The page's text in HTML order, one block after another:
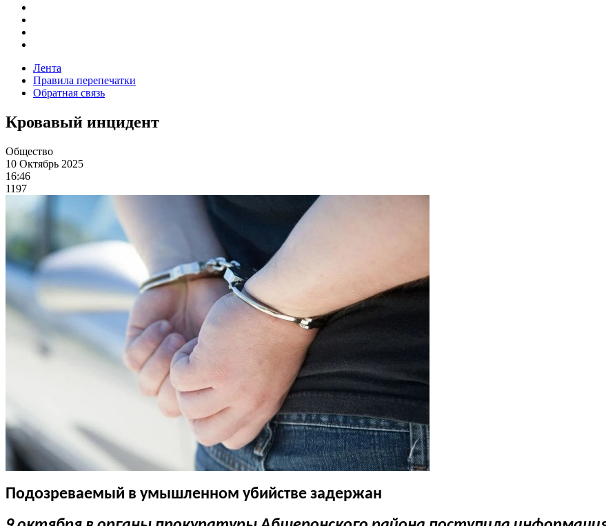
Лента
Правила перепечатки
Обратная связь
Кровавый инцидент
Общество
10 Октябрь 2025
16:46
1197
Подозреваемый в умышленном убийстве задержан